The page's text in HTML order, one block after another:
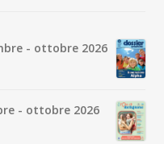
- ottobre 2026
- ottobre 2026